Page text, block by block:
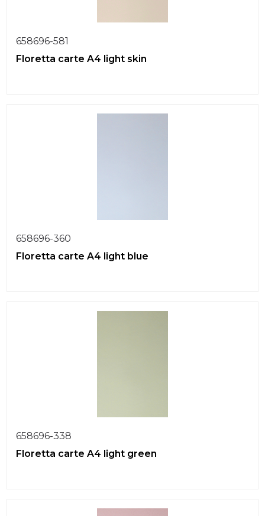
658696-581
Floretta carte A4 light skin
658696-360
Floretta carte A4 light blue
658696-338
Floretta carte A4 light green